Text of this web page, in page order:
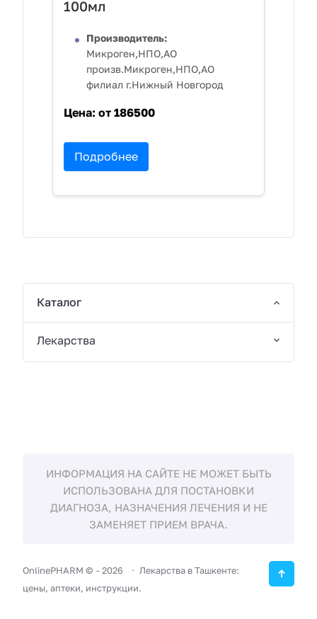
100мл
Производитель:
Микроген,НПО,АО
произв.Микроген,НПО,АО
филиал г.Нижный Новгород
Цена: от 186500
Подробнее
Каталог
Лекарства
ИНФОРМАЦИЯ НА САЙТЕ НЕ МОЖЕТ БЫТЬ
ИСПОЛЬЗОВАНА ДЛЯ ПОСТАНОВКИ
ДИАГНОЗА, НАЗНАЧЕНИЯ ЛЕЧЕНИЯ И НЕ
ЗАМЕНЯЕТ ПРИЕМ ВРАЧА.
OnlinePHARM © -2026
Лекарства в Ташкенте:
цены, аптеки, инструкции.